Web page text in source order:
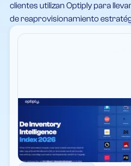
clientes utilizan Optiply para
de reaprovisionamiento